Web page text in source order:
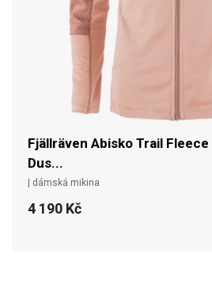
Fjällräven Abisko Trail Fleece
Dus...
| dámská mikina
4 190 Kč